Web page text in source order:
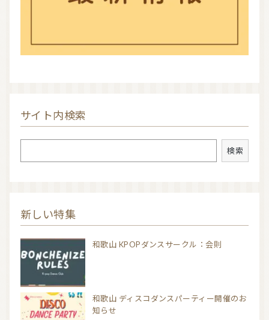
サイト内検索
検索
新しい特集
和歌山 KPOPダンスサークル：会則
和歌山 ディスコダンスパーティー開催のお
知らせ